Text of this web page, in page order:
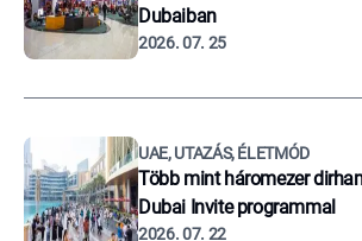
Dubaiban
2026. 07. 25
UAE, UTAZÁS, ÉLETMÓD
Több mint háromezer
Dubai Invite programmal
2026. 07. 22